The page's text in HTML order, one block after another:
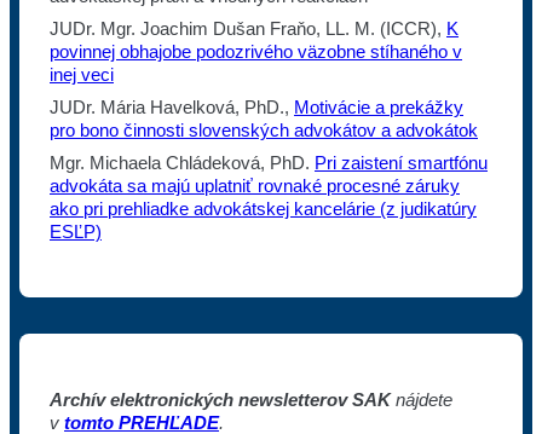
JUDr. Mgr. Joachim Dušan Fraňo, LL. M. (ICCR), K
povinnej obhajobe podozrivého väzobne stíhaného v
inej veci
JUDr. Mária Havelková, PhD., Motivácie a prekážky
pro bono činnosti slovenských advokátov a advokátok
Mgr. Michaela Chládeková, PhD. Pri zaistení smartfónu
advokáta sa majú uplatniť rovnaké procesné záruky
ako pri prehliadke advokátskej kancelárie (z judikatúry
ESĽP)
Archív elektronických newsletterov SAKnájdete
v tomto PREHĽADE.